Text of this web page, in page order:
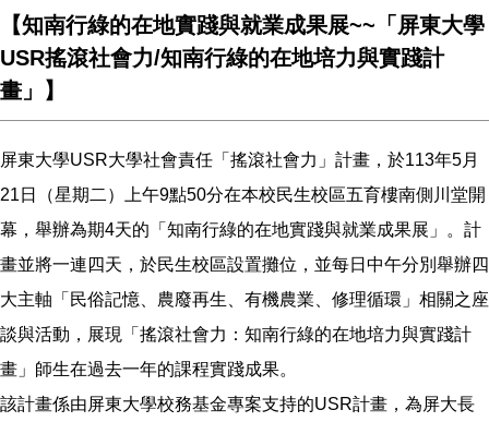
【知南行綠的在地實踐與就業成果展~~「屏東大學
USR搖滾社會力/知南行綠的在地培力與實踐計
畫」】
屏東大學USR大學社會責任「搖滾社會力」計畫，於113年5月
21日（星期二）上午9點50分在本校民生校區五育樓南側川堂開
幕，舉辦為期4天的「知南行綠的在地實踐與就業成果展」。計
畫並將一連四天，於民生校區設置攤位，並每日中午分別舉辦四
大主軸「民俗記憶、農廢再生、有機農業、修理循環」相關之座
談與活動，展現「搖滾社會力：知南行綠的在地培力與實踐計
畫」師生在過去一年的課程實踐成果。
該計畫係由屏東大學校務基金專案支持的USR計畫，為屏大長